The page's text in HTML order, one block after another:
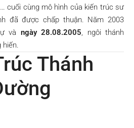
cuối cùng mô hình của kiến trúc sư
đã được chấp thuận. Năm 2003
và ngày 28.08.2005, ngôi thánh
hiến.
Thánh